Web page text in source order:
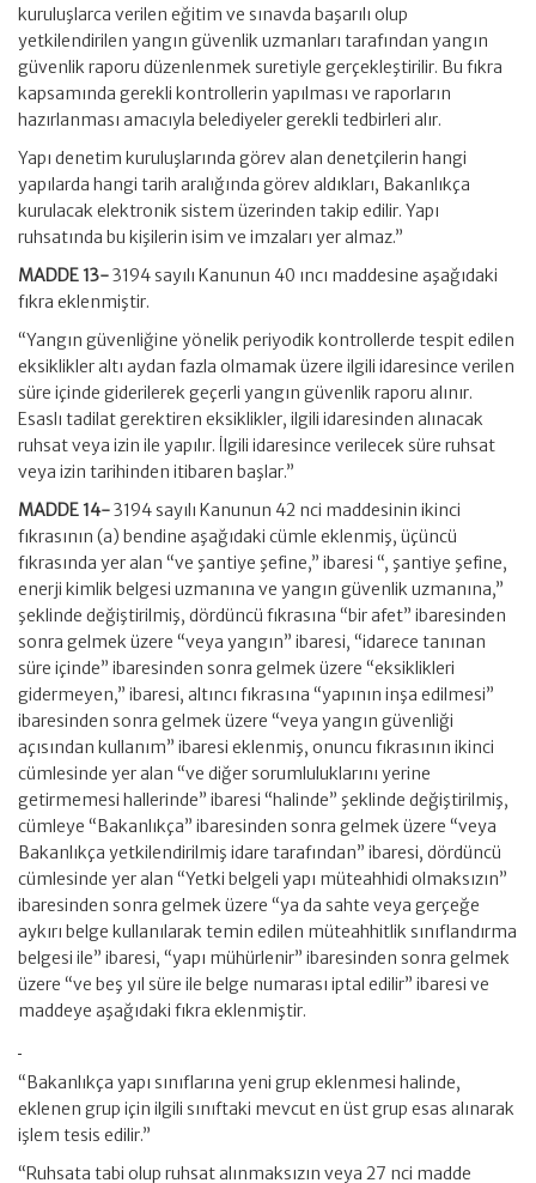
kuruluşlarca verilen eğitim ve sınavda başarılı olup
yetkilendirilen yangın güvenlik uzmanları tarafından yangın
güvenlik raporu düzenlenmek suretiyle gerçekleştirilir. Bu fıkra
kapsamında gerekli kontrollerin yapılması ve raporların
hazırlanması amacıyla belediyeler gerekli tedbirleri alır.
Yapı denetim kuruluşlarında görev alan denetçilerin hangi
yapılarda hangi tarih aralığında görev aldıkları, Bakanlıkça
kurulacak elektronik sistem üzerinden takip edilir. Yapı
ruhsatında bu kişilerin isim ve imzaları yer almaz.”
MADDE 13-3194 sayılı Kanunun 40 ıncı maddesine aşağıdaki
fıkra eklenmiştir.
“Yangın güvenliğine yönelik periyodik kontrollerde tespit edilen
eksiklikler altı aydan fazla olmamak üzere ilgili idaresince verilen
süre içinde giderilerek geçerli yangın güvenlik raporu alınır.
Esaslı tadilat gerektiren eksiklikler, ilgili idaresinden alınacak
ruhsat veya izin ile yapılır. İlgili idaresince verilecek süre ruhsat
veya izin tarihinden itibaren başlar.”
MADDE 14-3194 sayılı Kanunun 42 nci maddesinin ikinci
fıkrasının (a) bendine aşağıdaki cümle eklenmiş, üçüncü
fıkrasında yer alan “ve şantiye şefine,” ibaresi “, şantiye şefine,
enerji kimlik belgesi uzmanına ve yangın güvenlik uzmanına,”
şeklinde değiştirilmiş, dördüncü fıkrasına “bir afet” ibaresinden
sonra gelmek üzere “veya yangın” ibaresi, “idarece tanınan
süre içinde” ibaresinden sonra gelmek üzere “eksiklikleri
gidermeyen,” ibaresi, altıncı fıkrasına “yapının inşa edilmesi”
ibaresinden sonra gelmek üzere “veya yangın güvenliği
açısından kullanım” ibaresi eklenmiş, onuncu fıkrasının ikinci
cümlesinde yer alan “ve diğer sorumluluklarını yerine
getirmemesi hallerinde” ibaresi “halinde” şeklinde değiştirilmiş,
cümleye “Bakanlıkça” ibaresinden sonra gelmek üzere “veya
Bakanlıkça yetkilendirilmiş idare tarafından” ibaresi, dördüncü
cümlesinde yer alan “Yetki belgeli yapı müteahhidi olmaksızın”
ibaresinden sonra gelmek üzere “ya da sahte veya gerçeğe
aykırı belge kullanılarak temin edilen müteahhitlik sınıflandırma
belgesi ile” ibaresi, “yapı mühürlenir” ibaresinden sonra gelmek
üzere “ve beş yıl süre ile belge numarası iptal edilir” ibaresi ve
maddeye aşağıdaki fıkra eklenmiştir.
“Bakanlıkça yapı sınıflarına yeni grup eklenmesi halinde,
eklenen grup için ilgili sınıftaki mevcut en üst grup esas alınarak
işlem tesis edilir.”
“Ruhsata tabi olup ruhsat alınmaksızın veya 27 nci madde